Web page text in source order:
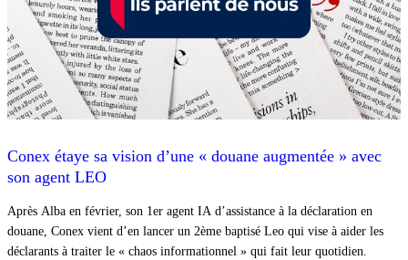
Conex étaye sa vision d’une « douane augmentée » avec
son agent LEO
Après Alba en février, son 1er agent IA d’assistance à la déclaration en
douane, Conex vient d’en lancer un 2ème baptisé Leo qui vise à aider les
déclarants à traiter le « chaos informationnel » qui fait leur quotidien.